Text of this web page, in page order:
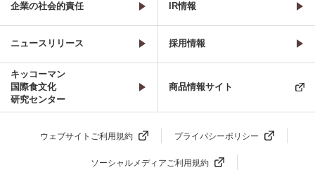
企業の社会的責任 IR情報
ニュースリリース 採用情報
キッコーマン
国際食文化
研究センター
商品情報サイト
ウェブサイトご利用規約 プライバシーポリシー
ソーシャルメディアご利用規約